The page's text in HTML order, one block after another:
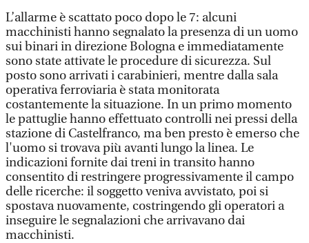
L’allarme è scattato poco dopo le 7: alcuni
macchinisti hanno segnalato la presenza di un uomo
sui binari in direzione Bologna e immediatamente
sono state attivate le procedure di sicurezza. Sul
posto sono arrivati i carabinieri, mentre dalla sala
operativa ferroviaria è stata monitorata
costantemente la situazione. In un primo momento
le pattuglie hanno effettuato controlli nei pressi della
stazione di Castelfranco, ma ben presto è emerso che
l'uomo si trovava più avanti lungo la linea. Le
indicazioni fornite dai treni in transito hanno
consentito di restringere progressivamente il campo
delle ricerche: il soggetto veniva avvistato, poi si
spostava nuovamente, costringendo gli operatori a
inseguire le segnalazioni che arrivavano dai
macchinisti.